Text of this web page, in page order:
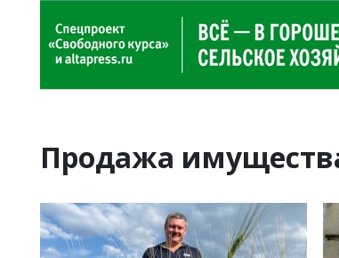
Продажа